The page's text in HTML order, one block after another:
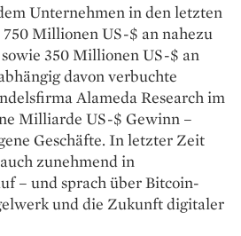
Unternehmen in den letzten
Millionen US-$ an nahezu
350 Millionen US-$ an
davon verbuchte
Alameda Research im
Milliarde US-$ Gewinn –
Geschäfte. In letzter Zeit
zunehmend in
– und sprach über Bitcoin-
und die Zukunft digitaler